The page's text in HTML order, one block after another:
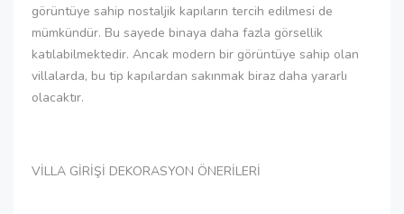
görüntüye sahip nostaljik kapıların tercih edilmesi de
mümkündür. Bu sayede binaya daha fazla görsellik
katılabilmektedir. Ancak modern bir görüntüye sahip olan
villalarda, bu tip kapılardan sakınmak biraz daha yararlı
olacaktır.
VİLLA GİRİŞİ DEKORASYON ÖNERİLERİ